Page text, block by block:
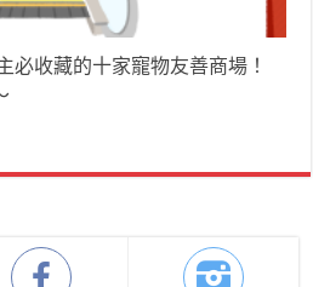
必收藏的十家寵物友善商場！